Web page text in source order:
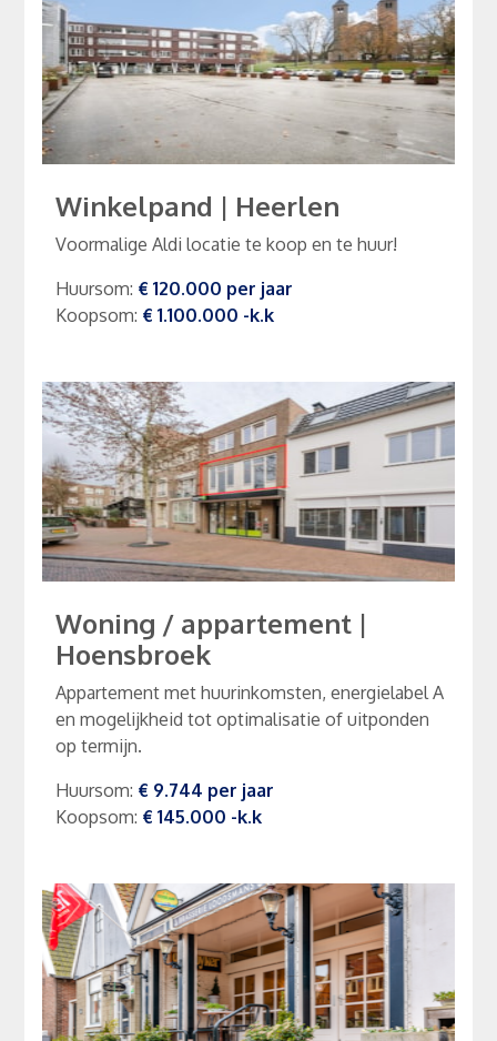
Winkelpand | Heerlen
Voormalige Aldi locatie te koop en te huur!
Huursom: € 120.000 per jaar
Koopsom: € 1.100.000 -k.k
Woning / appartement |
Hoensbroek
Appartement met huurinkomsten, energielabel A
en mogelijkheid tot optimalisatie of uitponden
op termijn.
Huursom: € 9.744 per jaar
Koopsom: € 145.000 -k.k